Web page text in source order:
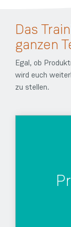
Das
ganzen
Egal, ob
wird euch
zu stellen.